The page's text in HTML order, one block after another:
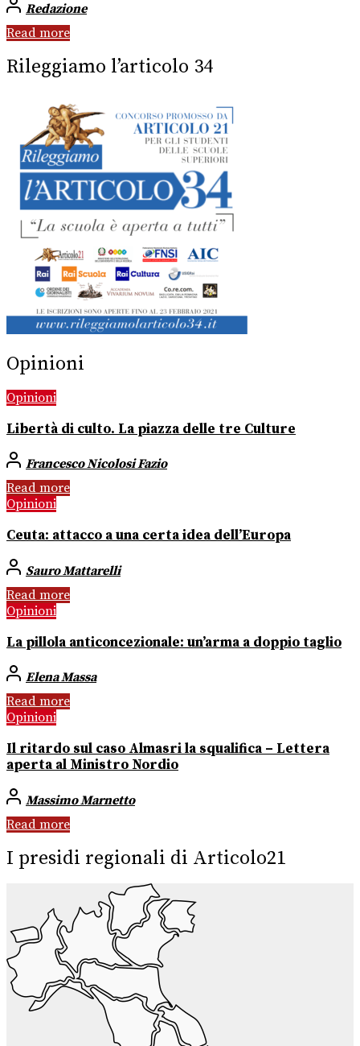
Redazione
Read more
Rileggiamo l’articolo 34
Opinioni
Opinioni
Libertà di culto. La piazza delle tre Culture
Francesco Nicolosi Fazio
Read more
Opinioni
Ceuta: attacco a una certa idea dell’Europa
Sauro Mattarelli
Read more
Opinioni
La pillola anticoncezionale: un’arma a doppio taglio
Elena Massa
Read more
Opinioni
Il ritardo sul caso Almasri la squalifica – Lettera
aperta al Ministro Nordio
Massimo Marnetto
Read more
I presidi regionali di Articolo21